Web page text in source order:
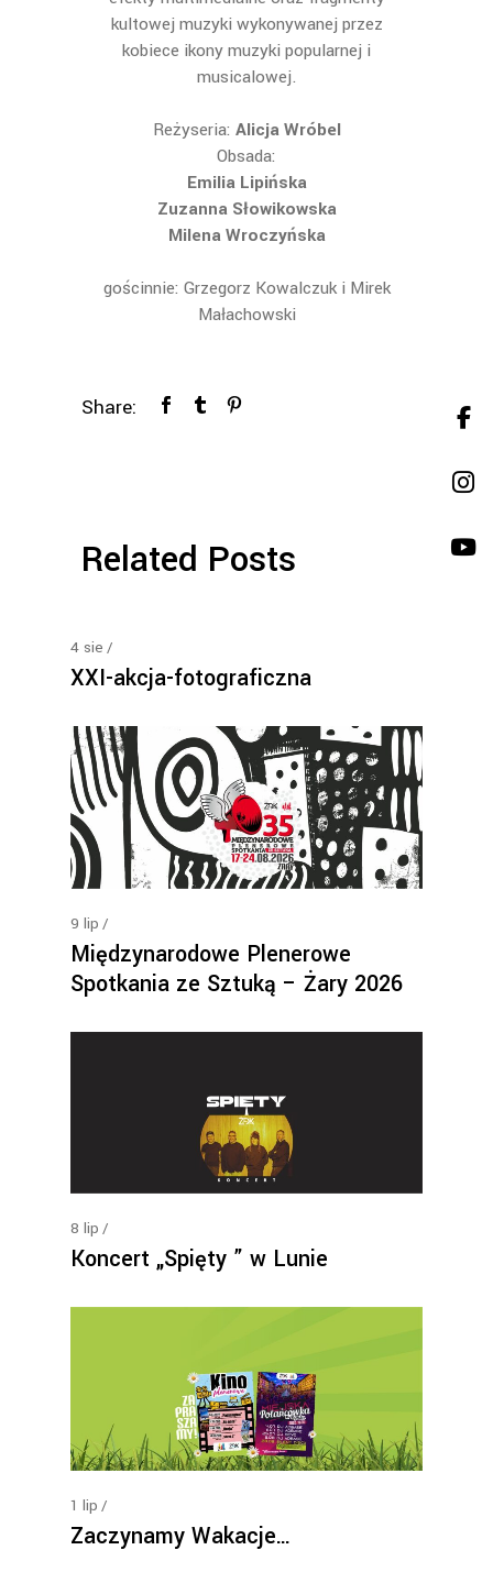
kultowej muzyki wykonywanej przez
kobiece ikony muzyki popularnej i
musicalowej.
Reżyseria: Alicja Wróbel
Obsada:
Emilia Lipińska
Zuzanna Słowikowska
Milena Wroczyńska
gościnnie: Grzegorz Kowalczuk i Mirek
Małachowski
Share:
Related Posts
4 sie
XXI-akcja-fotograficzna
9 lip
Międzynarodowe Plenerowe
Spotkania ze Sztuką – Żary 2026
8 lip
Koncert „Spięty ” w Lunie
1 lip
Zaczynamy Wakacje…